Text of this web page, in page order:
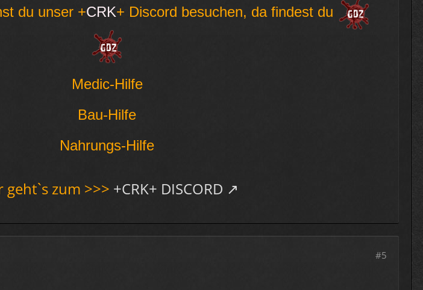
du unser +CRK+ Discord besuchen, dafindest du
Medic-Hilfe
Bau-Hilfe
Nahrungs-Hilfe
geht`s zum >>> +CRK+ DISCORD
#5